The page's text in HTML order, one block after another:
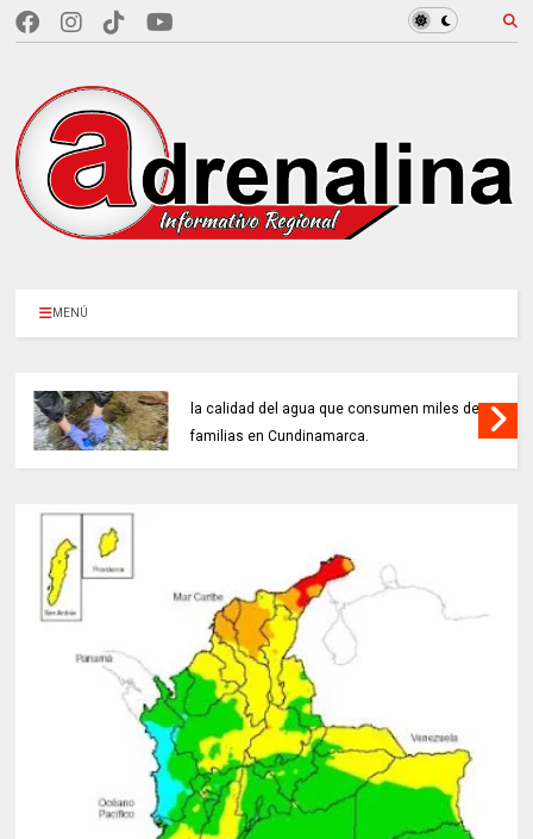
MENÚ
la calidad del agua que consumen miles de
familias en Cundinamarca.